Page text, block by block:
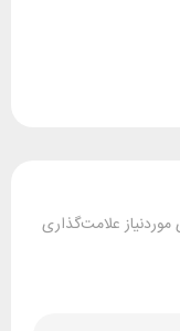
علامت‌گذاری